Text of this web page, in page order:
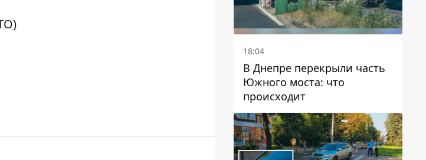
18:04
В Днепре перекрыли часть
Южного моста: что
происходит